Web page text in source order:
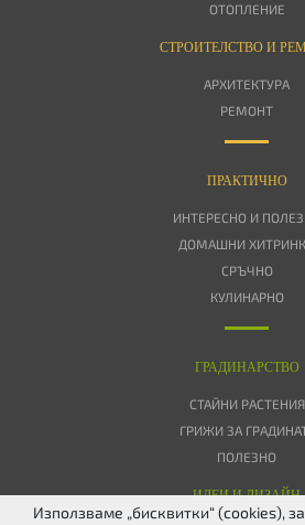
ОТОПЛЕНИЕ
СТРОИТЕЛСТВО И
АРХИТЕКТУРА
РЕМОНТ
ПРАКТИЧНО
ИНТЕРЕСНО И
ДОМАШНИ
СРЪЧНО
КУЛИНАРНО
ГРАДИНАРСТВО
СТАЙНИ РАСТЕНИЯ
ГРИЖИ ЗА
ПОЛЕЗНО
ИДЕИ И ДИЗАЙН
Използваме „бисквитки“ (cookies),